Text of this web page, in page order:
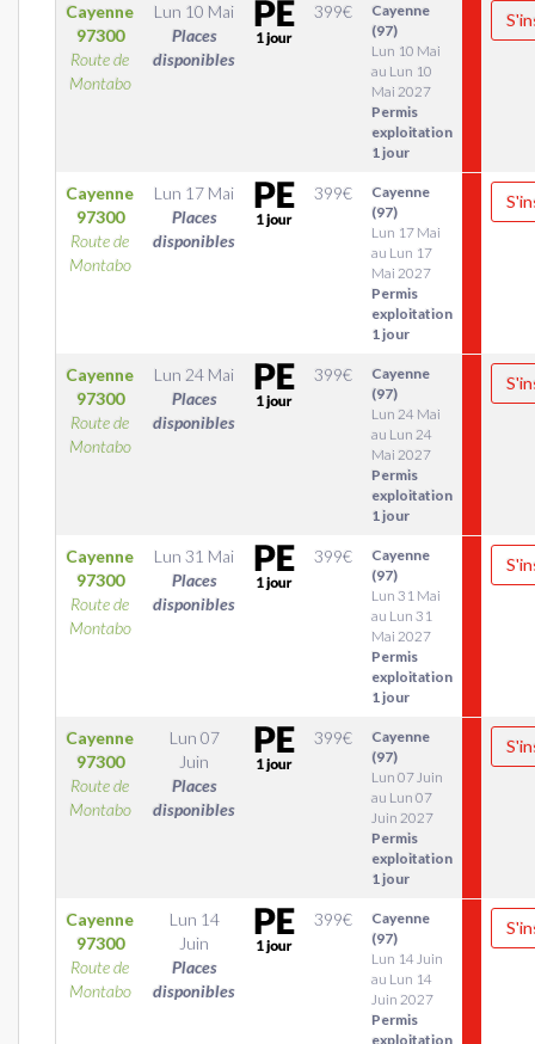
Cayenne
97300
Route de
Montabo
Lun 10 Mai
Places
disponibles
399€
Cayenne
(97)
Lun 10 Mai
au Lun 10
Mai 2027
Permis
exploitation
1 jour
Cayenne
97300
Route de
Montabo
Lun 17 Mai
Places
disponibles
399€
Cayenne
(97)
Lun 17 Mai
au Lun 17
Mai 2027
Permis
exploitation
1 jour
Cayenne
97300
Route de
Montabo
Lun 24 Mai
Places
disponibles
399€
Cayenne
(97)
Lun 24 Mai
au Lun 24
Mai 2027
Permis
exploitation
1 jour
Cayenne
97300
Route de
Montabo
Lun 31 Mai
Places
disponibles
399€
Cayenne
(97)
Lun 31 Mai
au Lun 31
Mai 2027
Permis
exploitation
1 jour
Cayenne
97300
Route de
Montabo
Lun 07
Juin
Places
disponibles
399€
Cayenne
(97)
Lun 07 Juin
au Lun 07
Juin 2027
Permis
exploitation
1 jour
Cayenne
97300
Route de
Montabo
Lun 14
Juin
Places
disponibles
399€
Cayenne
(97)
Lun 14 Juin
au Lun 14
Juin 2027
Permis
exploitation